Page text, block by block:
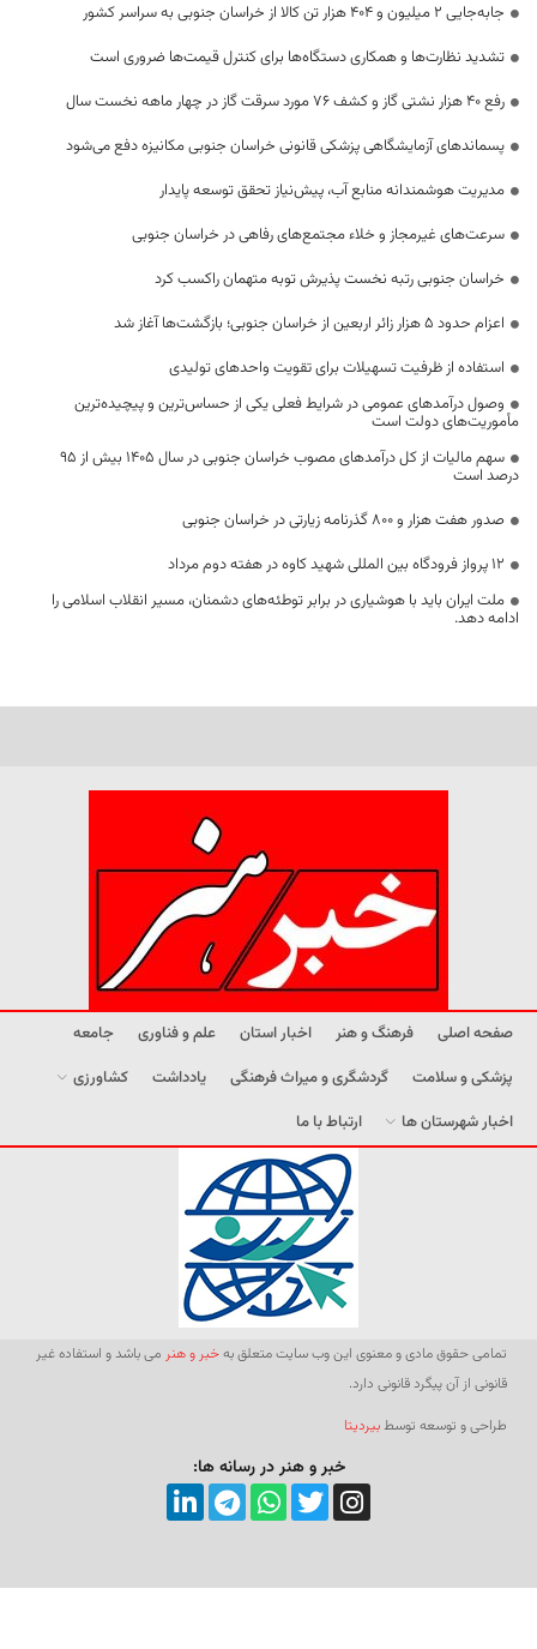
جابه‌جایی 2 میلیون و 404 هزار تن کالا از خراسان جنوبی به سراسر کشور
تشدید نظارت‌ها و همکاری دستگاه‌ها برای کنترل قیمت‌ها ضروری است
رفع 40 هزار نشتی گاز و کشف 76 مورد سرقت گاز در چهار ماهه نخست سال
پسماندهای آزمایشگاهی پزشکی قانونی خراسان جنوبی مکانیزه دفع می‌شود
مدیریت هوشمندانه منابع آب، پیش‌نیاز تحقق توسعه پایدار
سرعت‌های غیرمجاز و خلاء مجتمع‌های رفاهی در خراسان جنوبی
خراسان جنوبی رتبه نخست پذیرش توبه متهمان راکسب کرد
اعزام حدود 5 هزار زائر اربعین از خراسان جنوبی؛ بازگشت‌ها آغاز شد
استفاده از ظرفیت تسهیلات برای تقویت واحدهای تولیدی
وصول درآمدهای عمومی در شرایط فعلی یکی از حساس‌ترین و پیچیده‌ترین
مأموریت‌های دولت است
سهم مالیات از کل درآمدهای مصوب خراسان جنوبی در سال ۱۴۰۵ بیش از ۹۵
درصد است
صدور هفت هزار و ۸۰۰ گذرنامه زیارتی در خراسان جنوبی
۱۲ پرواز فرودگاه بین المللی شهید کاوه در هفته دوم مرداد
ملت ایران باید با هوشیاری در برابر توطئه‌های دشمنان، مسیر انقلاب اسلامی را
ادامه دهد.
صفحه اصلی فرهنگ و هنر اخبار استان علم و فناوری
جامعه
پزشکی و سلامت
گردشگری و میراث فرهنگی یادداشت
کشاورزی
اخبار شهرستان ها
ارتباط با ما
تمامی حقوق مادی و معنوی این وب سایت متعلق بهخبر و هنر می باشد و استفاده غیر
قانونی از آن پیگرد قانونی دارد.
طراحی و توسعه توسطبیردیتا
خبر و هنر در رسانه ها: